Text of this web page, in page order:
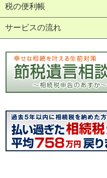
税の便利帳
サービスの流れ